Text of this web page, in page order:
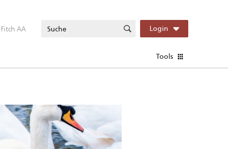
Fitch AA Login
Tools